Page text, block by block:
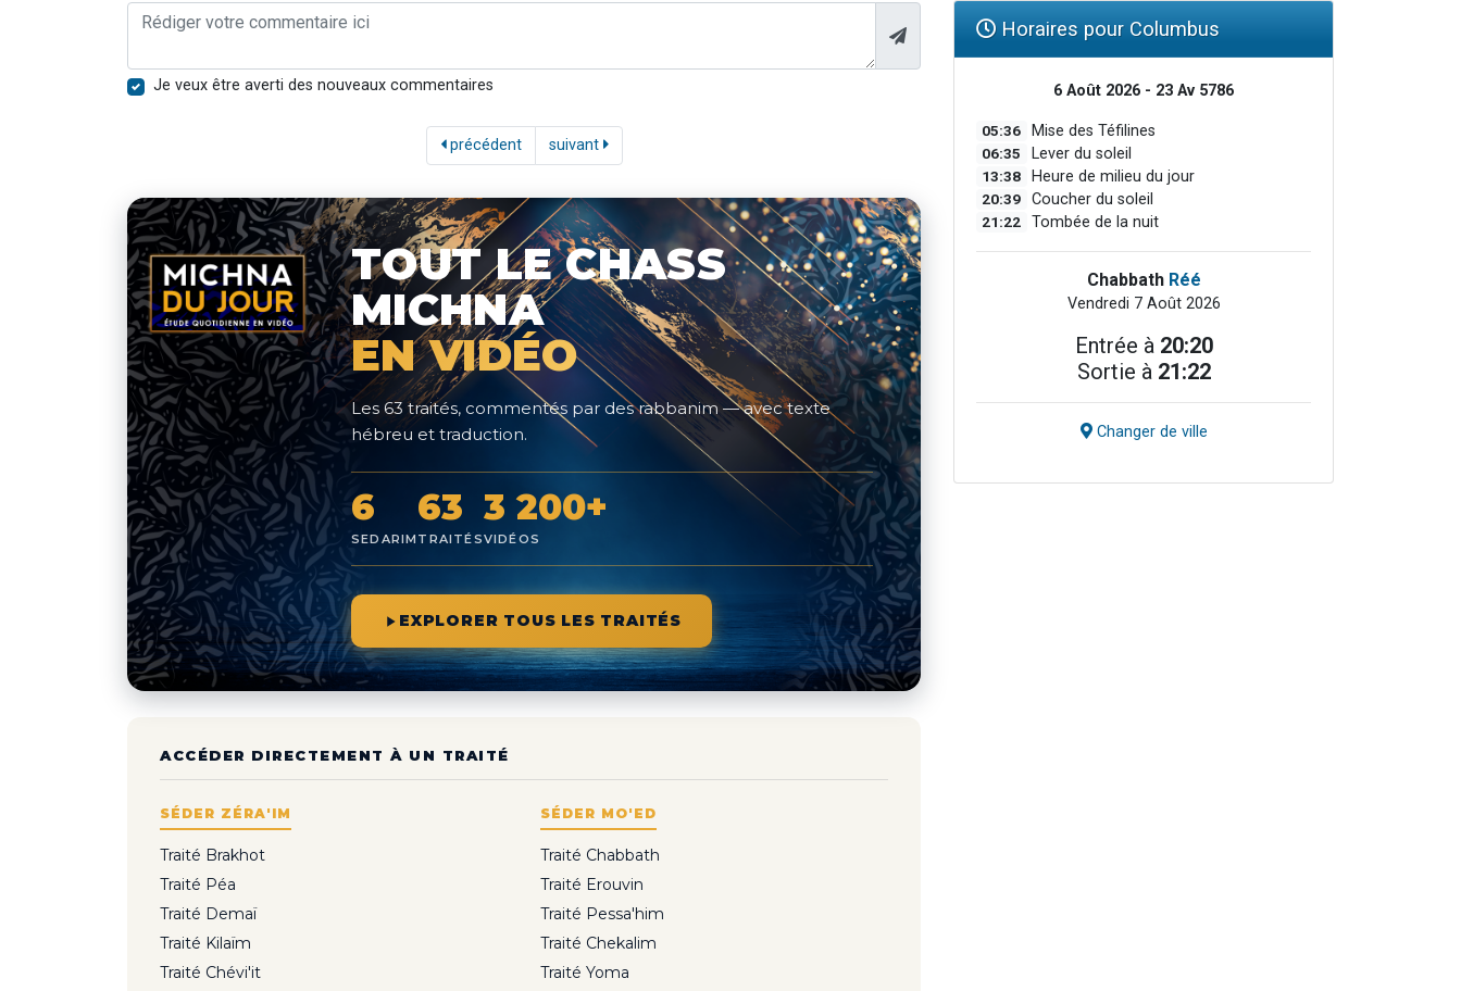
Je veux être averti des nouveaux commentaires
précédent suivant
TOUT LE CHASS
MICHNA
EN VIDÉO
Les 63 traités, commentés par des rabbanim — avec texte
hébreu et traduction.
6
SEDARIM
63
TRAITÉS
3 200+
VIDÉOS
EXPLORER TOUS LES TRAITÉS
ACCÉDER DIRECTEMENT À UN TRAITÉ
SÉDER ZÉRA'IM
Traité Brakhot
Traité Péa
Traité Demaï
Traité Kilaïm
Traité Chévi'it
SÉDER MO'ED
Traité Chabbath
Traité Erouvin
Traité Pessa'him
Traité Chekalim
Traité Yoma
Horaires pour Columbus
6 Août 2026 - 23 Av 5786
05:36 Mise des Téfilines
06:35 Lever du soleil
13:38 Heure de milieu du jour
20:39 Coucher du soleil
21:22 Tombée de la nuit
Chabbath Réé
Vendredi 7 Août 2026
Entrée à 20:20
Sortie à 21:22
Changer de ville